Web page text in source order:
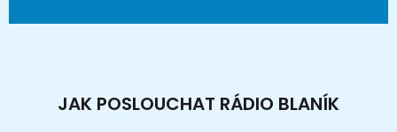
JAK POSLOUCHAT RÁDIO BLANÍK